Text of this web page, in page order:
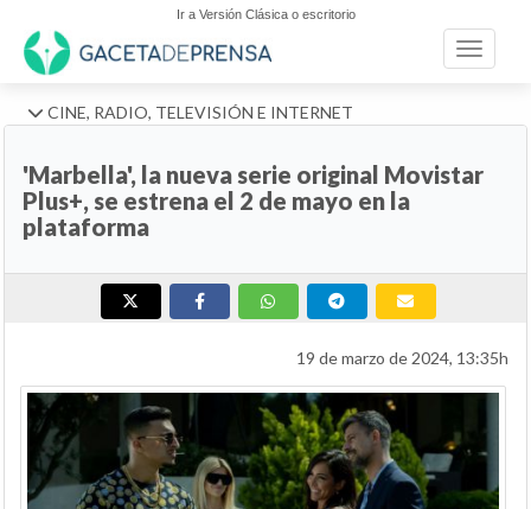
Ir a Versión Clásica o escritorio
Toggle
CINE, RADIO, TELEVISIÓN E INTERNET
'Marbella', la nueva serie original Movistar
Plus+, se estrena el 2 de mayo en la
plataforma
19 de marzo de 2024, 13:35h